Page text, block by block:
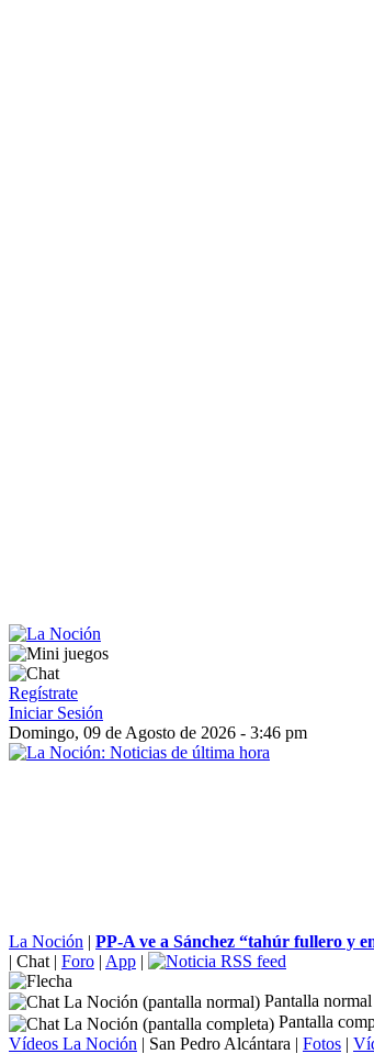
Regístrate
Iniciar Sesión
Domingo, 09 de Agosto de 2026 - 3:46 pm
La Noción | PP-A ve a Sánchez “tahúr fullero y
| Chat | Foro | App |
Pantalla normal
Pantalla
Vídeos La Noción | San Pedro Alcántara | Fotos |